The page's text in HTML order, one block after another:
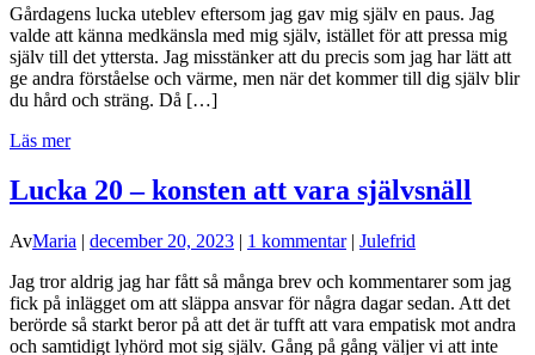
Gårdagens lucka uteblev eftersom jag gav mig själv en paus. Jag
valde att känna medkänsla med mig själv, istället för att pressa mig
själv till det yttersta. Jag misstänker att du precis som jag har lätt att
ge andra förståelse och värme, men när det kommer till dig själv blir
du hård och sträng. Då […]
Läs mer
Lucka 20 – konsten att vara självsnäll
AvMaria | december 20, 2023 | 1 kommentar| Julefrid
Jag tror aldrig jag har fått så många brev och kommentarer som jag
fick på inlägget om att släppa ansvar för några dagar sedan. Att det
berörde så starkt beror på att det är tufft att vara empatisk mot andra
och samtidigt lyhörd mot sig själv. Gång på gång väljer vi att inte